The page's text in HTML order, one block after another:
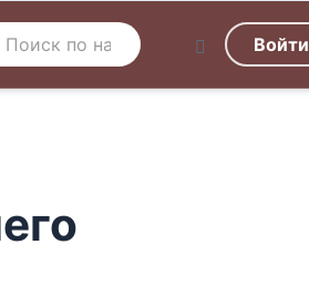
Войти